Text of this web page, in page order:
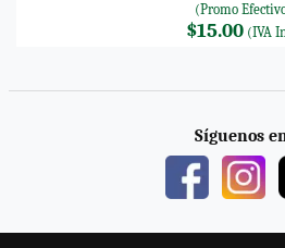
(Promo
$15.00 (IVA
Síguenos